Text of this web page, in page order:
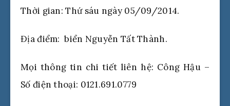
Thời gian: Thứ sáu ngày 05/09/2014.
Địa điểm: biển Nguyễn Tất Thành.
Mọi thông tin chi tiết liên hệ: Công Hậu –
Số điện thoại: 0121.691.0779